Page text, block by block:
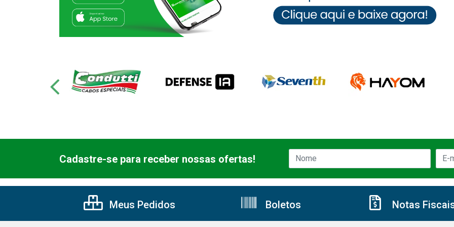
Cadastre-se para receber nossas ofertas!
Meus Pedidos Boletos Notas